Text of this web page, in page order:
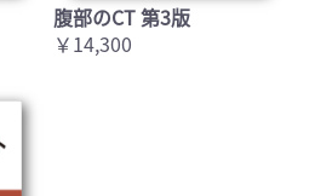
腹部のCT 第3版
￥14,300